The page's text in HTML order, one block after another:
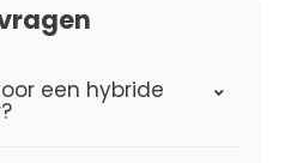
een hybride